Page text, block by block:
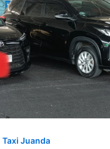
Taxi Juanda